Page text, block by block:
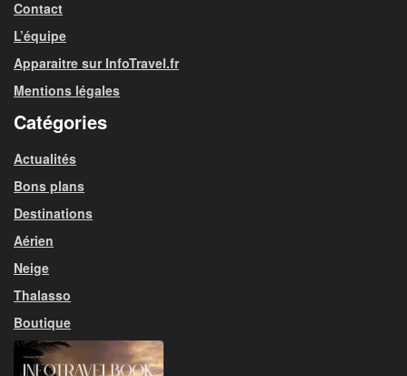
Contact
L’équipe
Apparaitre sur InfoTravel.fr
Mentions légales
Catégories
Actualités
Bons plans
Destinations
Aérien
Neige
Thalasso
Boutique